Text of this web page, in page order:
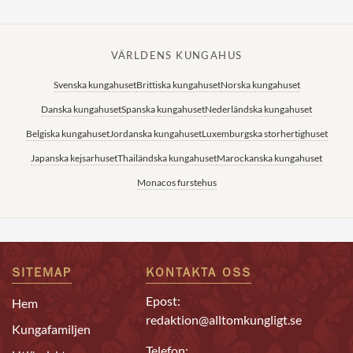
VÄRLDENS KUNGAHUS
Svenska kungahusetBrittiska kungahusetNorska kungahuset
Danska kungahusetSpanska kungahusetNederländska kungahuset
Belgiska kungahusetJordanska kungahusetLuxemburgska storhertighuset
Japanska kejsarhusetThailändska kungahusetMarockanska kungahuset
Monacos furstehus
SITEMAP
Hem
Kungafamiljen
KONTAKTA OSS
Epost:
redaktion@alltomkungligt.se